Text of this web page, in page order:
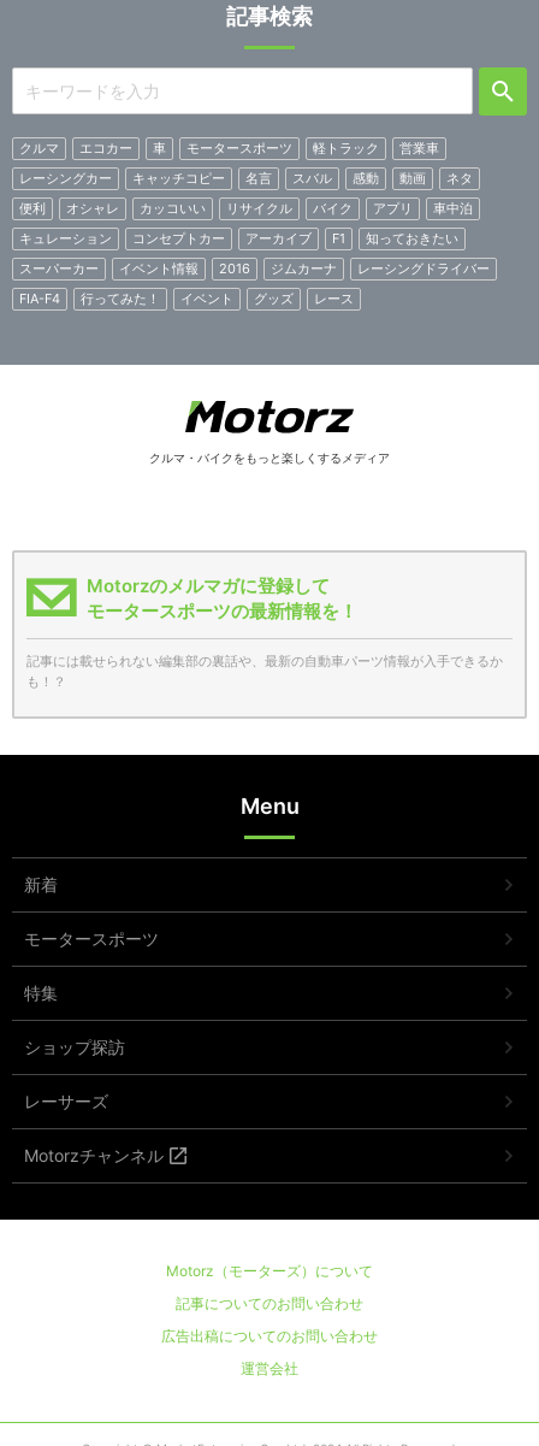
記事検索
クルマ エコカー 車 モータースポーツ 軽トラック
営業車
レーシングカー
キャッチコピー 名言 スバル 感動 動画
ネタ
便利
オシャレ カッコいい リサイクル バイク アプリ
車中泊
キュレーション
コンセプトカー アーカイブ F1
知っておきたい
スーパーカー
イベント情報 2016 ジムカーナ
レーシングドライバー
FIA-F4
行ってみた！ イベント グッズ レース
クルマ・バイクをもっと楽しくするメディア
Motorzのメルマガに登録して
モータースポーツの最新情報を！
記事には載せられない編集部の裏話や、最新の自動車パーツ情報が入手できるか
も！？
Menu
新着
モータースポーツ
特集
ショップ探訪
レーサーズ
Motorzチャンネル
Motorz（モーターズ）について
記事についてのお問い合わせ
広告出稿についてのお問い合わせ
運営会社